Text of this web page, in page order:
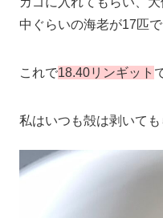
中ぐらいの海老が17匹で
これで18.40リンギット
私はいつも殻は剥いても